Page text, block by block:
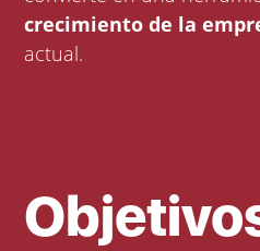
crecimiento de la
actual.